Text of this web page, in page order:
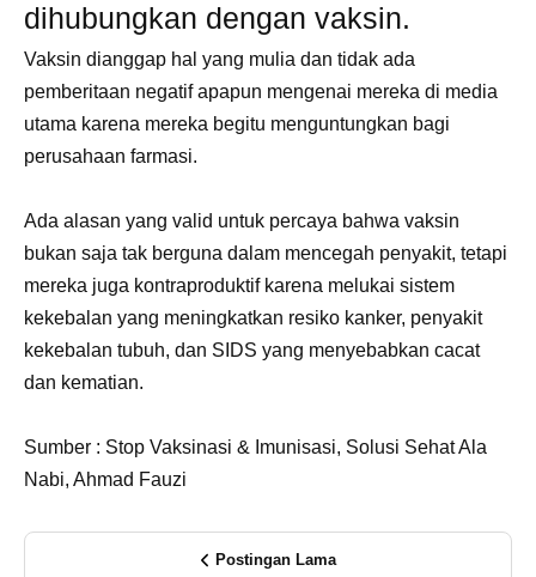
dihubungkan dengan vaksin.
Vaksin dianggap hal yang mulia dan tidak ada
pemberitaan negatif apapun mengenai mereka di media
utama karena mereka begitu menguntungkan bagi
perusahaan farmasi.
Ada alasan yang valid untuk percaya bahwa vaksin
bukan saja tak berguna dalam mencegah penyakit, tetapi
mereka juga kontraproduktif karena melukai sistem
kekebalan yang meningkatkan resiko kanker, penyakit
kekebalan tubuh, dan SIDS yang menyebabkan cacat
dan kematian.
Sumber : Stop Vaksinasi & Imunisasi, Solusi Sehat Ala
Nabi, Ahmad Fauzi
Postingan Lama